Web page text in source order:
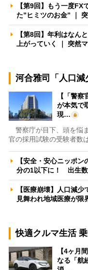
【第9回】もう一度
た”ヒミツのお金” ｜
【第8回】年利はな
上がっていく ｜ 突然
河合雅司「人口減
【「警
が本気で
現…
警察庁が目下、頭を悩
官の採用試験の受験者数
【安全・安心ニッポ
分の1以下に！ 出生
【医療崩壊】人口減
見舞われ地域医療が
快適クルマ生活
【4ヶ月
なる「航